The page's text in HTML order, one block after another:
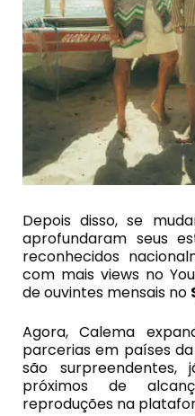
Depois disso, se
aprofundaram seus
reconhecidos
com mais views no
de ouvintes mensais no
Agora, Calema
parcerias em países
são
próximos de
reproduções na